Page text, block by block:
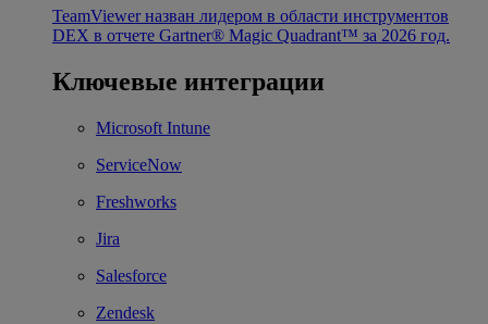
TeamViewer назван лидером в области инструментов
DEX в отчете Gartner® Magic Quadrant™ за 2026 год.
Ключевые интеграции
Microsoft Intune
ServiceNow
Freshworks
Jira
Salesforce
Zendesk